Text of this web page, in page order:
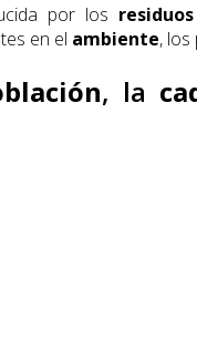
por los residuos
en el ambiente,
, la